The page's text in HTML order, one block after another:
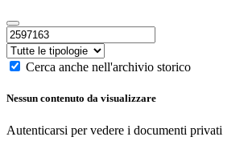
Cerca anche nell'archivio storico
Nessun contenuto da visualizzare
Autenticarsi per vedere i documenti privati